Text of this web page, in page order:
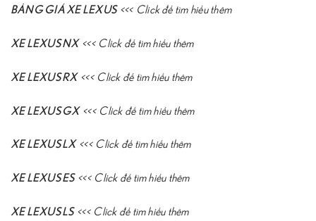
BẢNG GIÁ XE LEXUS <<< Click để tìm hiểu thêm
XE LEXUS NX <<< Click để tìm hiểu thêm
XE LEXUS RX <<< Click để tìm hiểu thêm
XE LEXUS GX <<< Click để tìm hiểu thêm
XE LEXUS LX <<< Click để tìm hiểu thêm
XE LEXUS ES <<< Click để tìm hiểu thêm
XE LEXUS LS <<< Click để tìm hiểu thêm